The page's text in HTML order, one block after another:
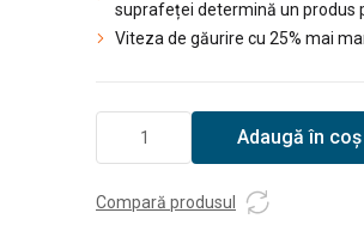
suprafeței determină un produs
Viteza de găurire cu 25% mai
Burghiu
SDS-
Adaugă în coș
Compară produsul